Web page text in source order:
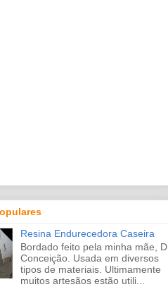
Resina Endurecedora Caseira
Bordado feito pela minha mãe, D.
Conceição. Usada em diversos
tipos de materiais. Ultimamente
muitos artesãos estão utili...